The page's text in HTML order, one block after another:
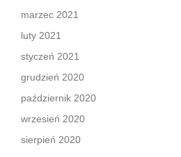
marzec 2021
luty 2021
styczeń 2021
grudzień 2020
październik 2020
wrzesień 2020
sierpień 2020